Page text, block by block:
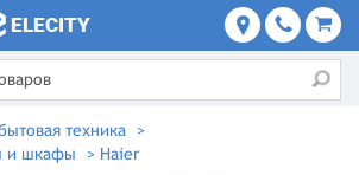
техника
>
и шкафы
> Haier